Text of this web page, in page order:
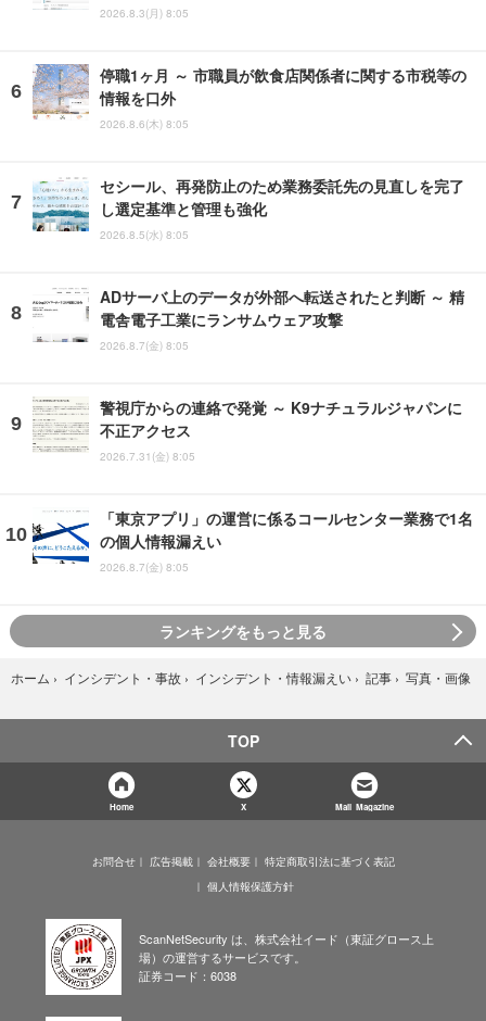
2026.8.3(月) 8:05
停職1ヶ月 ～ 市職員が飲食店関係者に関する市税等の
情報を口外
2026.8.6(木) 8:05
セシール、再発防止のため業務委託先の見直しを完了
し選定基準と管理も強化
2026.8.5(水) 8:05
ADサーバ上のデータが外部へ転送されたと判断 ～ 精
電舎電子工業にランサムウェア攻撃
2026.8.7(金) 8:05
警視庁からの連絡で発覚 ～ K9ナチュラルジャパンに
不正アクセス
2026.7.31(金) 8:05
「東京アプリ」の運営に係るコールセンター業務で1名
の個人情報漏えい
2026.8.7(金) 8:05
ランキングをもっと見る
ホーム › インシデント・事故 › インシデント・情報漏えい › 記事 › 写真・画像
TOP
Home X Mail Magazine
お問合せ 広告掲載 会社概要
特定商取引法に基づく表記
個人情報保護方針
ScanNetSecurity は、株式会社イード（東証グロース上
場）の運営するサービスです。
証券コード：6038